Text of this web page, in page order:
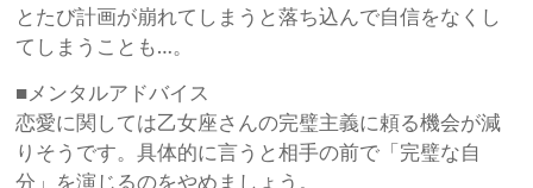
とたび計画が崩れてしまうと落ち込んで自信をなくし
てしまうことも…。
■メンタルアドバイス
恋愛に関しては乙女座さんの完璧主義に頼る機会が減
りそうです。具体的に言うと相手の前で「完璧な自
分」を演じるのをやめましょう。